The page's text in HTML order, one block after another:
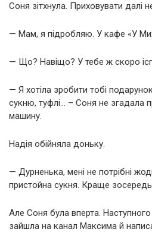
Соня зітхнула. Приховувати далі
— Мам, я підробляю. У кафе «У
— Що? Навіщо? У тебе ж скоро
— Я хотіла зробити тобі
сукню, туфлі… – Соня не згадала
машину.
Надія обійняла доньку.
— Дурненька, мені не потрібні
пристойна сукня. Краще
Але Соня була вперта.
зайшла на канал Максима й